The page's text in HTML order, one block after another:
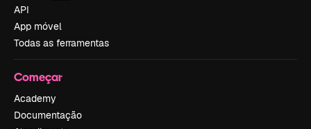
API
App móvel
Todas as ferramentas
Começar
Academy
Documentação